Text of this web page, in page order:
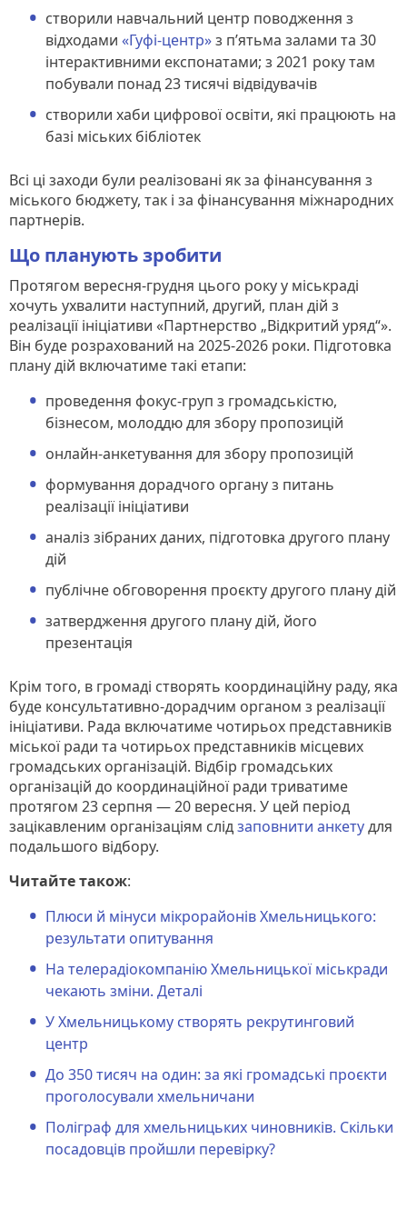
створили навчальний центр поводження з
відходами «Гуфі-центр»з п’ятьма залами та 30
інтерактивними експонатами; з 2021 року там
побували понад 23 тисячі відвідувачів
створили хаби цифрової освіти, які працюють на
базі міських бібліотек
Всі ці заходи були реалізовані як за фінансування з
міського бюджету, так і за фінансування міжнародних
партнерів.
Що планують зробити
Протягом вересня-грудня цього року у міськраді
хочуть ухвалити наступний, другий, план дій з
реалізації ініціативи «Партнерство „Відкритий уряд“».
Він буде розрахований на 2025-2026 роки. Підготовка
плану дій включатиме такі етапи:
проведення фокус-груп з громадськістю,
бізнесом, молоддю для збору пропозицій
онлайн-анкетування для збору пропозицій
формування дорадчого органу з питань
реалізації ініціативи
аналіз зібраних даних, підготовка другого плану
дій
публічне обговорення проєкту другого плану дій
затвердження другого плану дій, його
презентація
Крім того, в громаді створять координаційну раду, яка
буде консультативно-дорадчим органом з реалізації
ініціативи. Рада включатиме чотирьох представників
міської ради та чотирьох представників місцевих
громадських організацій. Відбір громадських
організацій до координаційної ради триватиме
протягом 23 серпня — 20 вересня. У цей період
зацікавленим організаціям слідзаповнити анкетудля
подальшого відбору.
Читайте також:
Плюси й мінуси мікрорайонів Хмельницького:
результати опитування
На телерадіокомпанію Хмельницької міськради
чекають зміни. Деталі
У Хмельницькому створять рекрутинговий
центр
До 350 тисяч на один: за які громадські проєкти
проголосували хмельничани
Поліграф для хмельницьких чиновників. Скільки
посадовців пройшли перевірку?